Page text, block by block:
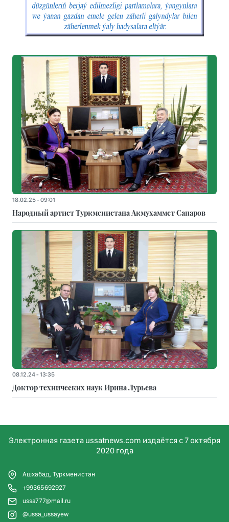
18.02.25 - 09:01
Народный артист Туркменистана Акмухаммет Сапаров
08.12.24 - 13:35
Доктор технических наук Ирина Лурьева
Электронная газета ussatnews.com издаётся с 7 октября
2020 года
Ашхабад, Туркменистан
+99365692927
ussa777@mail.ru
@ussa_ussayew